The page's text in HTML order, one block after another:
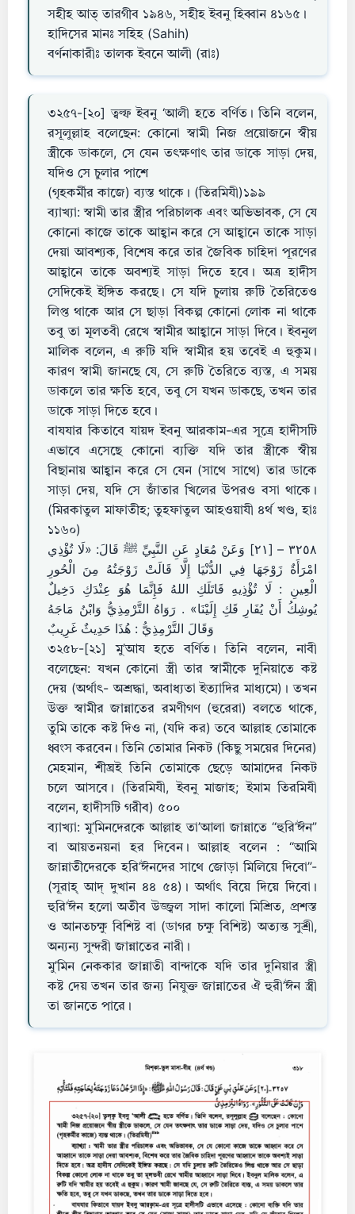
সহীহ আত্ তারগীব ১৯৪৬, সহীহ ইবনু হিব্বান ৪১৬৫।
হাদিসের মানঃ সহিহ (Sahih)
বর্ণনাকারীঃ তালক ইবনে আলী (রাঃ)
৩২৫৭-[২০] ত্বল্ফ ইবনু ‘আলী হতে বর্ণিত। তিনি বলেন,
রসূলুল্লাহ বলেছেন: কোনো স্বামী নিজ প্রয়োজনে স্বীয়
স্ত্রীকে ডাকলে, সে যেন তৎক্ষণাৎ তার ডাকে সাড়া দেয়,
যদিও সে চুলার পাশে
(গৃহকর্মীর কাজে) ব্যস্ত থাকে। (তিরমিযী)১৯৯
ব্যাখ্যা: স্বামী তার স্ত্রীর পরিচালক এবং অভিভাবক, সে যে
কোনো কাজে তাকে আহ্বান করে সে আহ্বানে তাকে সাড়া
দেয়া আবশ্যক, বিশেষ করে তার জৈবিক চাহিদা পূরণের
আহ্বানে তাকে অবশ্যই সাড়া দিতে হবে। অত্র হাদীস
সেদিকেই ইঙ্গিত করছে। সে যদি চুলায় রুটি তৈরিতেও
লিপ্ত থাকে আর সে ছাড়া বিকল্প কোনো লোক না থাকে
তবু তা মূলতবী রেখে স্বামীর আহ্বানে সাড়া দিবে। ইবনুল
মালিক বলেন, এ রুটি যদি স্বামীর হয় তবেই এ হুকুম।
কারণ স্বামী জানছে যে, সে রুটি তৈরিতে ব্যস্ত, এ সময়
ডাকলে তার ক্ষতি হবে, তবু সে যখন ডাকছে, তখন তার
ডাকে সাড়া দিতে হবে।
বাযযার কিতাবে যায়দ ইবনু আরকাম-এর সূত্রে হাদীসটি
এভাবে এসেছে কোনো ব্যক্তি যদি তার স্ত্রীকে স্বীয়
বিছানায় আহ্বান করে সে যেন (সাথে সাথে) তার ডাকে
সাড়া দেয়, যদি সে জাঁতার খিলের উপরও বসা থাকে।
(মিরকাতুল মাফাতীহ; তুহফাতুল আহওয়াযী ৪র্থ খণ্ড, হাঃ
১১৬০)
٣٢٥٨ – [٢١] وَعَنْ مُعَادٍ عَنِ النَّبِيِّ ﷺ قَالَ: «لَا تُؤْذِي
امْرَأَةٌ زَوْجَهَا فِي الدُّنْيَا إِلَّا قَالَتْ زَوْجَتُهُ مِنَ الْحُورِ
الْعِينِ : لَا تُؤْذِيهِ قَاتَلَكِ اللهُ فَإِنَّمَا هُوَ عِنْدَكِ دَخِيلٌ
يُوشِكُ أَنْ يُفَارِ قَكِ إِلَيْنَا» . رَوَاهُ التَّرْمِذِيُّ وَابْنُ مَاجَهُ
وَقَالَ التَّرْمِذِيُّ : هُذَا حَدِيثٌ غَرِيبٌ
৩২৫৮-[২১] মু’আয হতে বর্ণিত। তিনি বলেন, নাবী
বলেছেন: যখন কোনো স্ত্রী তার স্বামীকে দুনিয়াতে কষ্ট
দেয় (অর্থাৎ- অশ্রদ্ধা, অবাধ্যতা ইত্যাদির মাধ্যমে)। তখন
উক্ত স্বামীর জান্নাতের রমণীগণ (হুরেরা) বলতে থাকে,
তুমি তাকে কষ্ট দিও না, (যদি কর) তবে আল্লাহ তোমাকে
ধ্বংস করবেন। তিনি তোমার নিকট (কিছু সময়ের দিনের)
মেহমান, শীঘ্রই তিনি তোমাকে ছেড়ে আমাদের নিকট
চলে আসবে। (তিরমিযী, ইবনু মাজাহ; ইমাম তিরমিযী
বলেন, হাদীসটি গরীব) ৫০০
ব্যাখ্যা: মু’মিনদেরকে আল্লাহ তা’আলা জান্নাতে “হুরি’ঈন”
বা আয়তনয়না হর দিবেন। আল্লাহ বলেন : “আমি
জান্নাতীদেরকে হরি’ঈনদের সাথে জোড়া মিলিয়ে দিবো”-
(সূরাহ্ আদ্‌ দুখান ৪৪ ৫৪)। অর্থাৎ বিয়ে দিয়ে দিবো।
হুরি’ঈন হলো অতীব উজ্জ্বল সাদা কালো মিশ্রিত, প্রশস্ত
ও আনতচক্ষু বিশিষ্ট বা (ডাগর চক্ষু বিশিষ্ট) অত্যন্ত সুশ্রী,
অন্যন্য সুন্দরী জান্নাতের নারী।
মু’মিন নেককার জান্নাতী বান্দাকে যদি তার দুনিয়ার স্ত্রী
কষ্ট দেয় তখন তার জন্য নিযুক্ত জান্নাতের ঐ হুরী’ঈন স্ত্রী
তা জানতে পারে।